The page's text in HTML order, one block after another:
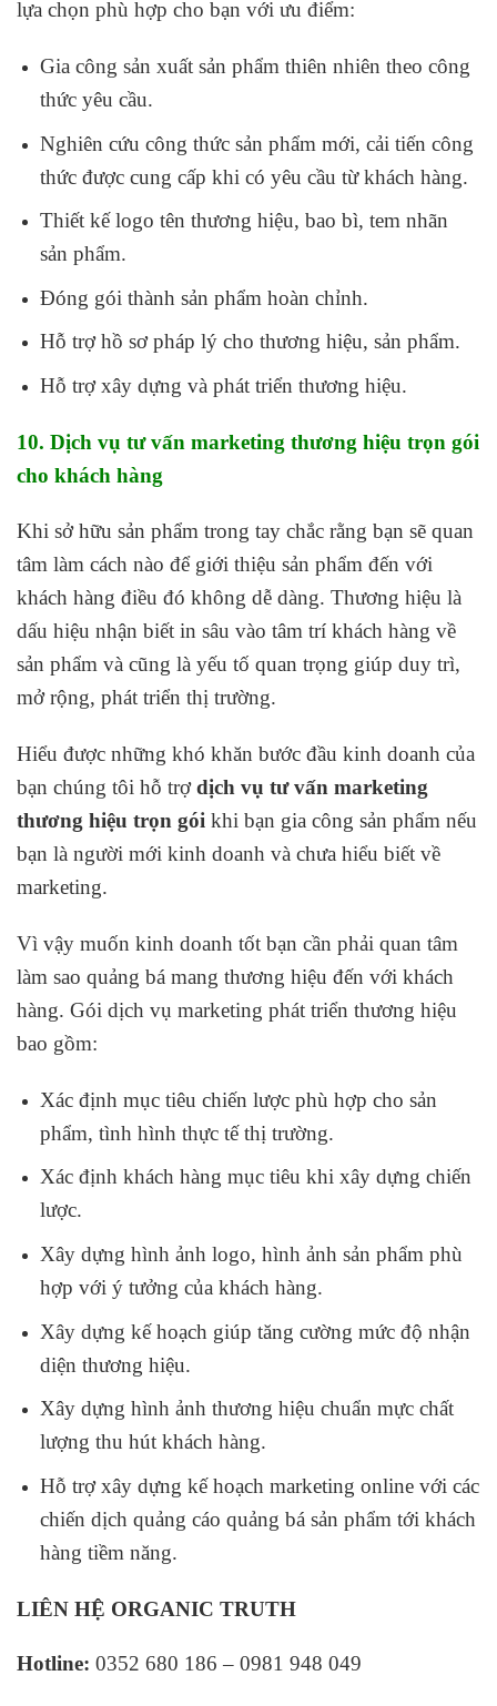
lựa chọn phù hợp cho bạn với ưu điểm:
Gia công sản xuất sản phẩm thiên nhiên theo công
thức yêu cầu.
Nghiên cứu công thức sản phẩm mới, cải tiến công
thức được cung cấp khi có yêu cầu từ khách hàng.
Thiết kế logo tên thương hiệu, bao bì, tem nhãn
sản phẩm.
Đóng gói thành sản phẩm hoàn chỉnh.
Hỗ trợ hồ sơ pháp lý cho thương hiệu, sản phẩm.
Hỗ trợ xây dựng và phát triển thương hiệu.
10. Dịch vụ tư vấn marketing thương hiệu trọn gói
cho khách hàng
Khi sở hữu sản phẩm trong tay chắc rằng bạn sẽ quan
tâm làm cách nào để giới thiệu sản phẩm đến với
khách hàng điều đó không dễ dàng. Thương hiệu là
dấu hiệu nhận biết in sâu vào tâm trí khách hàng về
sản phẩm và cũng là yếu tố quan trọng giúp duy trì,
mở rộng, phát triển thị trường.
Hiểu được những khó khăn bước đầu kinh doanh của
bạn chúng tôi hỗ trợdịch vụ tư vấn marketing
thương hiệu trọn gói khi bạn gia công sản phẩm nếu
bạn là người mới kinh doanh và chưa hiểu biết về
marketing.
Vì vậy muốn kinh doanh tốt bạn cần phải quan tâm
làm sao quảng bá mang thương hiệu đến với khách
hàng. Gói dịch vụ marketing phát triển thương hiệu
bao gồm:
Xác định mục tiêu chiến lược phù hợp cho sản
phẩm, tình hình thực tế thị trường.
Xác định khách hàng mục tiêu khi xây dựng chiến
lược.
Xây dựng hình ảnh logo, hình ảnh sản phẩm phù
hợp với ý tưởng của khách hàng.
Xây dựng kế hoạch giúp tăng cường mức độ nhận
diện thương hiệu.
Xây dựng hình ảnh thương hiệu chuẩn mực chất
lượng thu hút khách hàng.
Hỗ trợ xây dựng kế hoạch marketing online với các
chiến dịch quảng cáo quảng bá sản phẩm tới khách
hàng tiềm năng.
LIÊN HỆ ORGANIC TRUTH
Hotline: 0352 680 186 – 0981 948 049